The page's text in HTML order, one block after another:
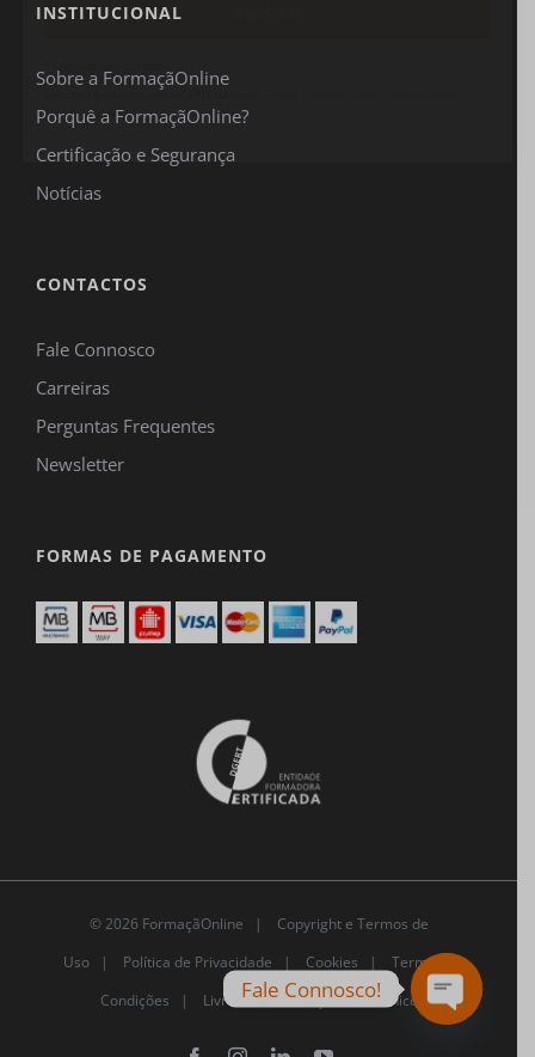
INSTITUCIONAL
Sobre a FormaçãOnline
Porquê a FormaçãOnline?
Certificação e Segurança
Notícias
CONTACTOS
Fale Connosco
Carreiras
Perguntas Frequentes
Newsletter
FORMAS DE PAGAMENTO
© 2026 FormaçãOnline |
Copyright e Termos de
Uso| Política de Privacidade | Cookies |
Termos e
Condições |
Livro de Reclamações Eletrónico
Este site é protegido pelo reCAPTCHA e pelo Google
serviço se aplicam.
Fale Connosco!